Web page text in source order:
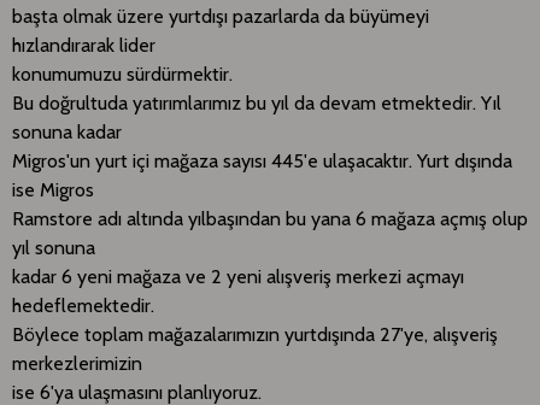
başta olmak üzere yurtdışı pazarlarda da büyümeyi
hızlandırarak lider
konumumuzu sürdürmektir.
Bu doğrultuda yatırımlarımız bu yıl da devam etmektedir. Yıl
sonuna kadar
Migros'un yurt içi mağaza sayısı 445'e ulaşacaktır. Yurt dışında
ise Migros
Ramstore adı altında yılbaşından bu yana 6 mağaza açmış olup
yıl sonuna
kadar 6 yeni mağaza ve 2 yeni alışveriş merkezi açmayı
hedeflemektedir.
Böylece toplam mağazalarımızın yurtdışında 27'ye, alışveriş
merkezlerimizin
ise 6'ya ulaşmasını planlıyoruz.